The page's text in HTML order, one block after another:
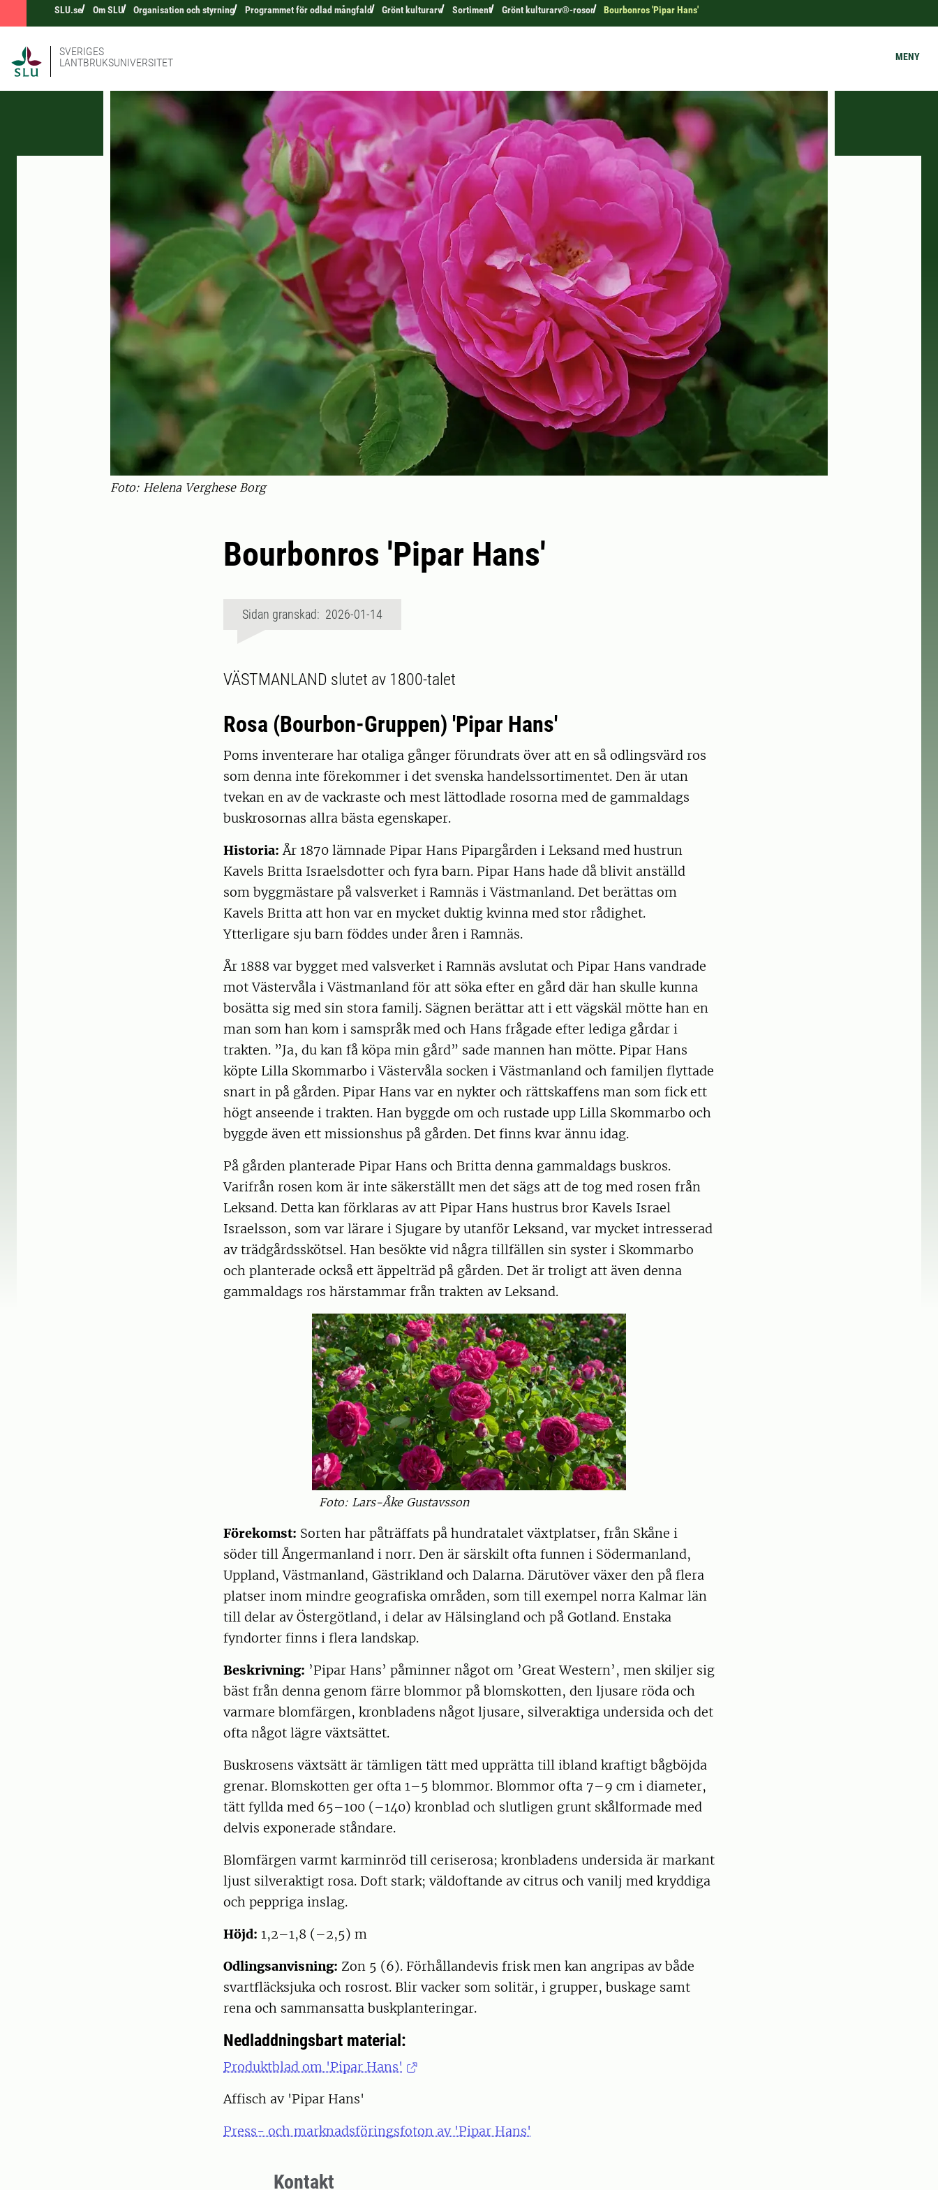
SLU.se Om SLU Organisation och styrning Programmet för odlad mångfald Grönt kulturarv Sortiment Grönt kulturarv®-rosor Bourbonros 'Pipar Hans'
SVERIGES
LANTBRUKSUNIVERSITET
MENY
Foto: Helena Verghese Borg
Bourbonros 'Pipar Hans'
Sidan granskad: 2026-01-14
VÄSTMANLAND slutet av 1800-talet
Rosa (Bourbon-Gruppen) 'Pipar Hans'
Poms inventerare har otaliga gånger förundrats över att en så odlingsvärd ros
som denna inte förekommer i det svenska handelssortimentet. Den är utan
tvekan en av de vackraste och mest lättodlade rosorna med de gammaldags
buskrosornas allra bästa egenskaper.
Historia:År 1870 lämnade Pipar Hans Pipargården i Leksand med hustrun
Kavels Britta Israelsdotter och fyra barn. Pipar Hans hade då blivit anställd
som byggmästare på valsverket i Ramnäs i Västmanland. Det berättas om
Kavels Britta att hon var en mycket duktig kvinna med stor rådighet.
Ytterligare sju barn föddes under åren i Ramnäs.
År 1888 var bygget med valsverket i Ramnäs avslutat och Pipar Hans vandrade
mot Västervåla i Västmanland för att söka efter en gård där han skulle kunna
bosätta sig med sin stora familj. Sägnen berättar att i ett vägskäl mötte han en
man som han kom i samspråk med och Hans frågade efter lediga gårdar i
trakten. ”Ja, du kan få köpa min gård” sade mannen han mötte. Pipar Hans
köpte Lilla Skommarbo i Västervåla socken i Västmanland och familjen flyttade
snart in på gården. Pipar Hans var en nykter och rättskaffens man som fick ett
högt anseende i trakten. Han byggde om och rustade upp Lilla Skommarbo och
byggde även ett missionshus på gården. Det finns kvar ännu idag.
På gården planterade Pipar Hans och Britta denna gammaldags buskros.
Varifrån rosen kom är inte säkerställt men det sägs att de tog med rosen från
Leksand. Detta kan förklaras av att Pipar Hans hustrus bror Kavels Israel
Israelsson, som var lärare i Sjugare by utanför Leksand, var mycket intresserad
av trädgårdsskötsel. Han besökte vid några tillfällen sin syster i Skommarbo
och planterade också ett äppelträd på gården. Det är troligt att även denna
gammaldags ros härstammar från trakten av Leksand.
Foto: Lars-Åke Gustavsson
Förekomst: Sorten har påträffats på hundratalet växtplatser, från Skåne i
söder till Ångermanland i norr. Den är särskilt ofta funnen i Södermanland,
Uppland, Västmanland, Gästrikland och Dalarna. Därutöver växer den på flera
platser inom mindre geografiska områden, som till exempel norra Kalmar län
till delar av Östergötland, i delar av Hälsingland och på Gotland. Enstaka
fyndorter finns i flera landskap.
Beskrivning: ’Pipar Hans’ påminner något om ’Great Western’, men skiljer sig
bäst från denna genom färre blommor på blomskotten, den ljusare röda och
varmare blomfärgen, kronbladens något ljusare, silveraktiga undersida och det
ofta något lägre växtsättet.
Buskrosens växtsätt är tämligen tätt med upprätta till ibland kraftigt bågböjda
grenar. Blomskotten ger ofta 1­–5 blommor. Blommor ofta 7–9 cm i diameter,
tätt fyllda med 65–100 (–140) kronblad och slutligen grunt skålformade med
delvis exponerade ståndare.
Blomfärgen varmt karminröd till ceriserosa; kronbladens undersida är markant
ljust silveraktigt rosa. Doft stark; väldoftande av citrus och vanilj med kryddiga
och peppriga inslag.
Höjd: 1,2–1,8 (–2,5) m
Odlingsanvisning: Zon 5 (6). Förhållandevis frisk men kan angripas av både
svartfläcksjuka och rosrost. Blir vacker som solitär, i grupper, buskage samt
rena och sammansatta buskplanteringar.
Nedladdningsbart material:
Produktblad om 'Pipar Hans'
Affisch av 'Pipar Hans'
Press- och marknadsföringsfoton av 'Pipar Hans'
Kontakt